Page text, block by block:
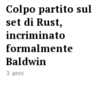
Colpo partito sul
set di Rust,
incriminato
formalmente
Baldwin
3 anni